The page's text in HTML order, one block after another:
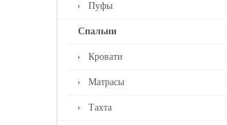
Пуфы
Спальни
Кровати
Матрасы
Тахта